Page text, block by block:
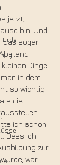
Erde
jetzt,
bin. Und
das sogar
Dinge
in dem
so wichtig
die
ich schon
Dass ich
zur
war